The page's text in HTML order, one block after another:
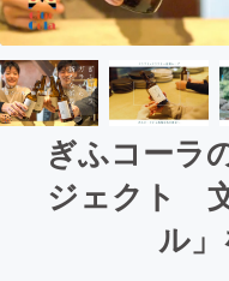
ぎふコーラ
ジェクト
ル